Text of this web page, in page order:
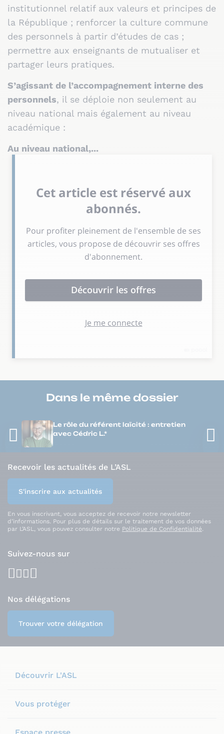
institutionnel relatif aux valeurs et principes de
la République ; renforcer la culture commune
des personnels à partir d’études de cas ;
permettre aux enseignants de mutualiser et
partager leurs pratiques.
S’agissant de l’accompagnement interne des
personnels, il se déploie non seulement au
niveau national mais également au niveau
académique :
Au niveau national,...
Dans le même dossier
Le rôle du référent laïcité : entretien
avec Cédric L.*
Recevoir les actualités de L’ASL
S'inscrire aux actualités
En vous inscrivant, vous acceptez de recevoir notre newsletter
d’informations. Pour plus de détails sur le traitement de vos données
par L’ASL, vous pouvez consulter notre Politique de Confidentialité.
Suivez-nous sur
facebook
instagram
linkedin
Nos délégations
Trouver votre délégation
Découvrir L'ASL
Vous protéger